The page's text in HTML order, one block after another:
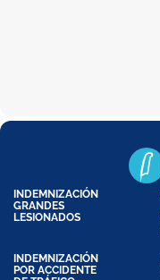
INDEMNIZACIÓN
GRANDES
LESIONADOS
INDEMNIZACIÓN
POR ACCIDENTE